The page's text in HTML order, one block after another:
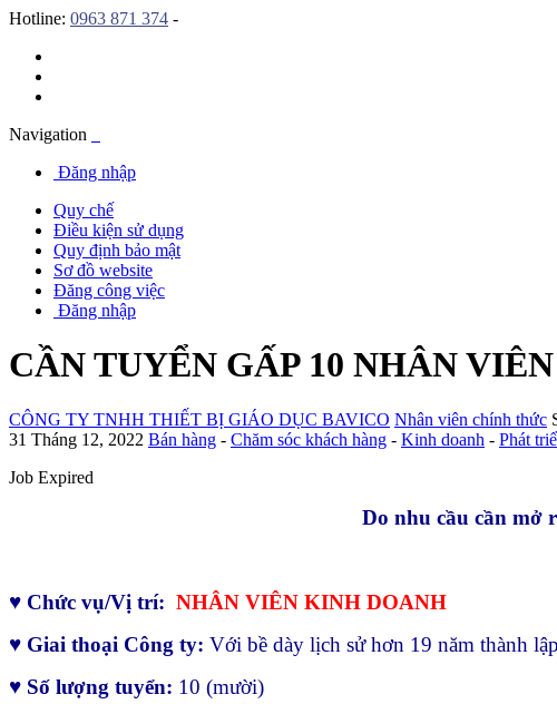
Hotline: 0963 871 374 -
Navigation
Đăng nhập
Quy chế
Điều kiện sử dụng
Quy định bảo mật
Sơ đồ website
Đăng công việc
Đăng nhập
CẦN TUYỂN GẤP 10 NHÂN
CÔNG TY TNHH THIẾT BỊ GIÁO DỤC BAVICO Nhân viên chính thức
31 Tháng 12, 2022 Bán hàng - Chăm sóc khách hàng - Kinh doanh - Phát
Job Expired
Do nhu cầu cần mở
♥ Chức vụ/Vị trí: NHÂN VIÊN KINH DOANH
♥ Giai thoại Công ty: Với bề dày lịch sử hơn 19 năm thành
♥ Số lượng tuyển: 10 (mười)